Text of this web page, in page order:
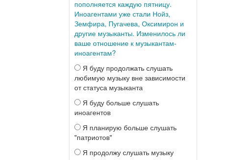
пополняется каждую пятницу.
Иноагентами уже стали Нойз,
Земфира, Пугачева, Оксимирон и
другие музыканты. Изменилось ли
ваше отношение к музыкантам-
иноагентам?
Я буду продолжать слушать
любимую музыку вне зависимости
от статуса музыканта
Я буду больше слушать
иноагентов
Я планирую больше слушать
"патриотов"
Я продолжу слушать музыку